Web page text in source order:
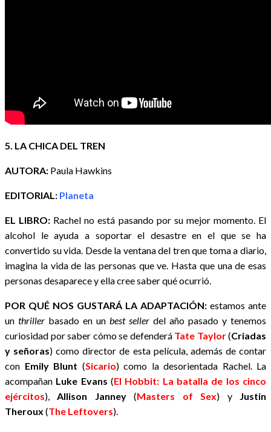
5. LA CHICA DEL TREN
AUTORA: Paula Hawkins
EDITORIAL: Planeta
EL LIBRO: Rachel no está pasando por su mejor momento. El
alcohol le ayuda a soportar el desastre en el que se ha
convertido su vida. Desde la ventana del tren que toma a diario,
imagina la vida de las personas que ve. Hasta que una de esas
personas desaparece y ella cree saber qué ocurrió.
POR QUÉ NOS GUSTARÁ LA ADAPTACIÓN: estamos ante
un thriller basado en un best seller del año pasado y tenemos
curiosidad por saber cómo se defenderá Tate Taylor(Criadas
y señoras) como director de esta película, además de contar
con Emily Blunt (Sicario) como la desorientada Rachel. La
acompañan Luke Evans (El Hobbit: La batalla de los cinco
ejércitos),Allison Janney(Masters of Sex) y Justin
Theroux (The Leftovers).